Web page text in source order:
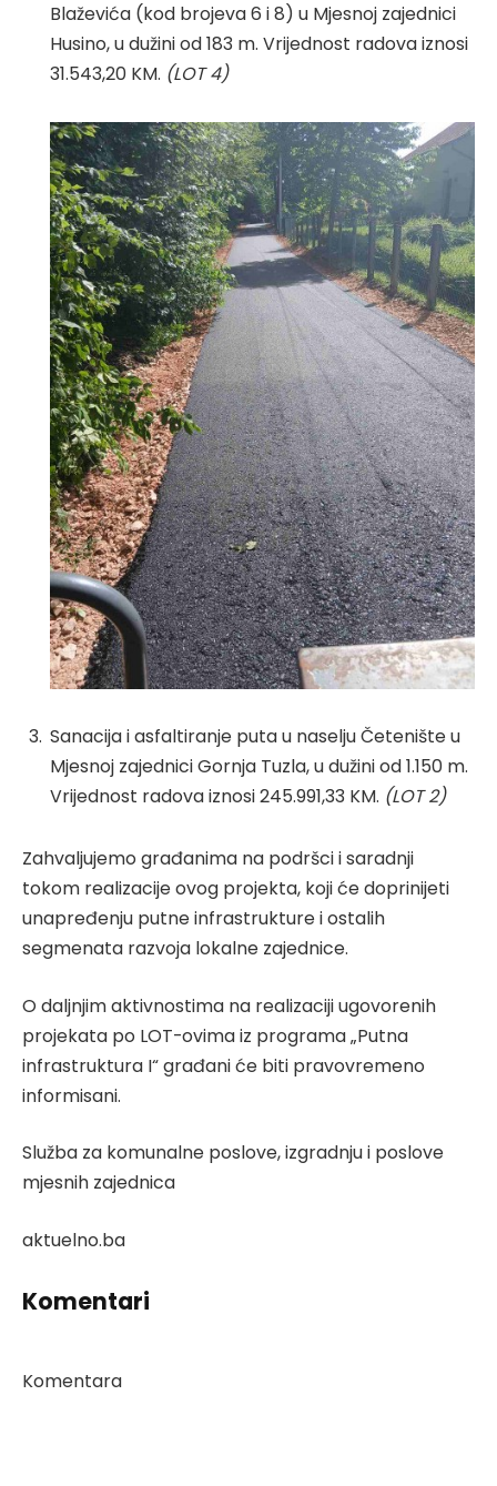
Blaževića (kod brojeva 6 i 8) u Mjesnoj zajednici
Husino, u dužini od 183 m. Vrijednost radova iznosi
31.543,20 KM. (LOT 4)
Sanacija i asfaltiranje puta u naselju Četenište u
Mjesnoj zajednici Gornja Tuzla, u dužini od 1.150 m.
Vrijednost radova iznosi 245.991,33 KM. (LOT 2)
Zahvaljujemo građanima na podršci i saradnji
tokom realizacije ovog projekta, koji će doprinijeti
unapređenju putne infrastrukture i ostalih
segmenata razvoja lokalne zajednice.
O daljnjim aktivnostima na realizaciji ugovorenih
projekata po LOT-ovima iz programa „Putna
infrastruktura I“ građani će biti pravovremeno
informisani.
Služba za komunalne poslove, izgradnju i poslove
mjesnih zajednica
aktuelno.ba
Komentari
Komentara